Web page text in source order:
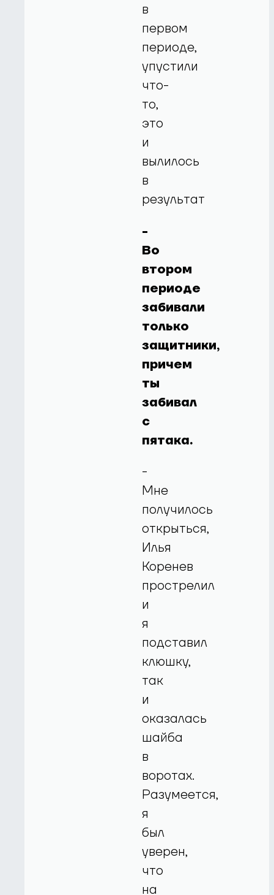
в
первом
периоде,
упустили
что-
то,
это
и
вылилось
в
результат
-
Во
втором
периоде
забивали
только
защитники,
причем
ты
забивал
с
пятака.
-
Мне
получилось
открыться,
Илья
Коренев
прострелил
и
я
подставил
клюшку,
так
и
оказалась
шайба
в
воротах.
Разумеется,
я
был
уверен,
что
на